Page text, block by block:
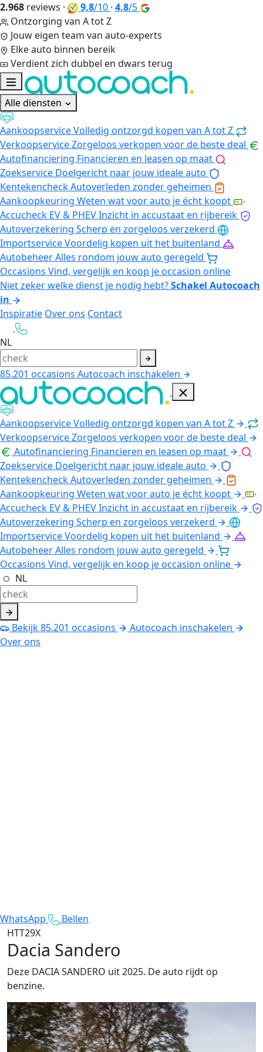
2.968 reviews · 9,8/10 · 4,8/5
Ontzorging van A tot Z
Jouw eigen team van auto-experts
Elke auto binnen bereik
Verdient zich dubbel en dwars terug
Alle diensten
AankoopserviceVolledig ontzorgd kopen van A tot Z
VerkoopserviceZorgeloos verkopen voor de beste deal
Autofinanciering Financieren en leasen op maat
Zoekservice Doelgericht naar jouw ideale auto
KentekencheckAutoverleden zonder geheimen
Aankoopkeuring Weten wat voor auto je écht koopt
Accucheck EV & PHEVInzicht in accustaat en rijbereik
Autoverzekering Scherp en zorgeloos verzekerd
ImportserviceVoordelig kopen uit het buitenland
AutobeheerAlles rondom jouw auto geregeld
Occasions Vind, vergelijk en koop je occasion online
Niet zeker welke dienst je nodig hebt?Schakel Autocoach
in
Inspiratie Over ons Contact
NL
85.201 occasions Autocoach inschakelen
AankoopserviceVolledig ontzorgd kopen van A tot Z
VerkoopserviceZorgeloos verkopen voor de beste deal
Autofinanciering Financieren en leasen op maat
Zoekservice Doelgericht naar jouw ideale auto
KentekencheckAutoverleden zonder geheimen
Aankoopkeuring Weten wat voor auto je écht koopt
Accucheck EV & PHEVInzicht in accustaat en rijbereik
Autoverzekering Scherp en zorgeloos verzekerd
ImportserviceVoordelig kopen uit het buitenland
AutobeheerAlles rondom jouw auto geregeld
Occasions Vind, vergelijk en koop je occasion online
NL
Bekijk85.201 occasions
Autocoach inschakelen
Over ons
WhatsApp
Bellen
HTT29X
Dacia Sandero
Deze DACIA SANDERO uit 2025. De auto rijdt op
benzine.